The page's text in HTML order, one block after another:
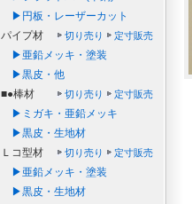
▶円板・レーザーカット
パイプ材
切り売り 定寸販売
▶亜鉛メッキ・塗装
▶黒皮・他
■●棒材
切り売り 定寸販売
▶ミガキ・亜鉛メッキ
▶黒皮・生地材
Ｌコ型材
切り売り 定寸販売
▶亜鉛メッキ・塗装
▶黒皮・生地材